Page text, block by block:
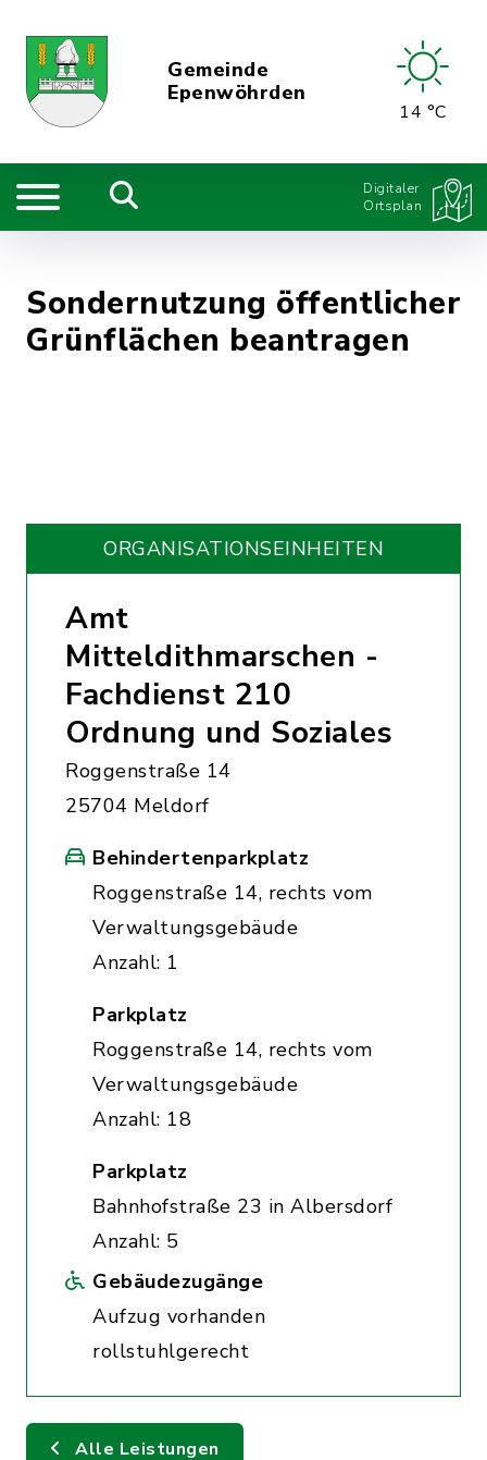
Gemeinde
Epenwöhrden
14 °C
Digitaler
Ortsplan
Sondernutzung öffentlicher
Grünflächen beantragen
ORGANISATIONS­EINHEITEN
Amt
Mitteldithmarschen -
Fachdienst 210
Ordnung und Soziales
Roggenstraße 14
25704 Meldorf
Behindertenparkplatz
Roggenstraße 14, rechts vom
Verwaltungsgebäude
Anzahl: 1
Parkplatz
Roggenstraße 14, rechts vom
Verwaltungsgebäude
Anzahl: 18
Parkplatz
Bahnhofstraße 23 in Albersdorf
Anzahl: 5
Gebäudezugänge
Aufzug vorhanden
rollstuhlgerecht
Alle Leistungen